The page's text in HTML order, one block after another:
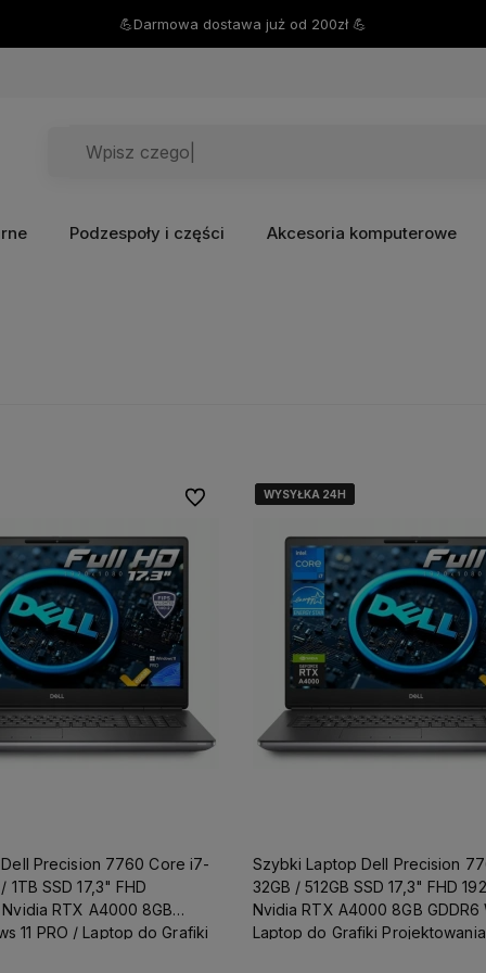
💪Darmowa dostawa już od 200zł 💪
Podzespoły i części Akcesoria komputerowe
Precision 7760 Core i7-
1TB SSD 17,3" FHD
RTX A4000 8GB
11 PRO / Laptop do Grafiki
Do ulubionychWYSYŁKA 24H
WYSYŁKA 24H
WYSYŁKA 24H
WYSYŁKA 24H
Szybki Laptop Dell Precision
32GB / 512GB SSD 17,3" FHD
Nvidia RTX A4000 8GB GDDR6
Laptop do Grafiki Projektowania